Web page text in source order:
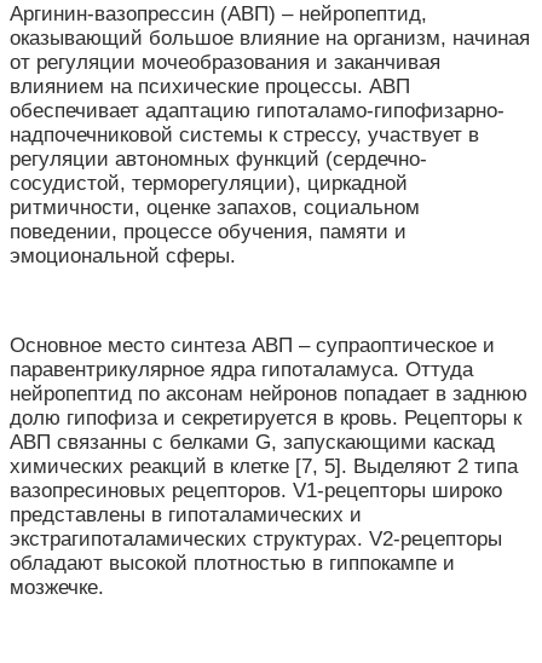
Аргинин-вазопрессин (АВП) – нейропептид,
оказывающий большое влияние на организм, начиная
от регуляции мочеобразования и заканчивая
влиянием на психические процессы. АВП
обеспечивает адаптацию гипоталамо-гипофизарно-
надпочечниковой системы к стрессу, участвует в
регуляции автономных функций (сердечно-
сосудистой, терморегуляции), циркадной
ритмичности, оценке запахов, социальном
поведении, процессе обучения, памяти и
эмоциональной сферы.
Основное место синтеза АВП – супраоптическое и
паравентрикулярное ядра гипоталамуса. Оттуда
нейропептид по аксонам нейронов попадает в заднюю
долю гипофиза и секретируется в кровь. Рецепторы к
АВП связанны с белками G, запускающими каскад
химических реакций в клетке [7, 5]. Выделяют 2 типа
вазопресиновых рецепторов. V1-рецепторы широко
представлены в гипоталамических и
экстрагипоталамических структурах. V2-рецепторы
обладают высокой плотностью в гиппокампе и
мозжечке.